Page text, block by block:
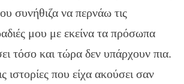
συνήθιζα να περνάω τις
μου με εκείνα τα πρόσωπα
τόσο και τώρα δεν υπάρχουν πια.
ιστορίες που είχα ακούσει σαν